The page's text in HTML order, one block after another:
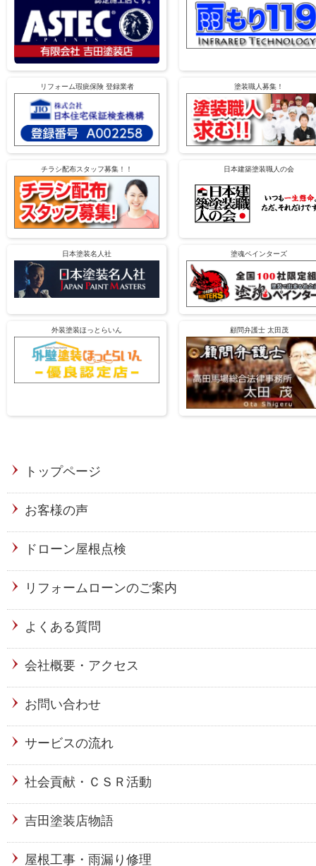
リフォーム瑕疵保険 登録業者 塗装職人募集！
チラシ配布スタッフ募集！！ 日本建築塗装職人の会
日本塗装名人社 塗魂ペインターズ
外装塗装ほっとらいん 顧問弁護士 太田茂
トップページ
お客様の声
ドローン屋根点検
リフォームローンのご案内
よくある質問
会社概要・アクセス
お問い合わせ
サービスの流れ
社会貢献・ＣＳＲ活動
吉田塗装店物語
屋根工事・雨漏り修理